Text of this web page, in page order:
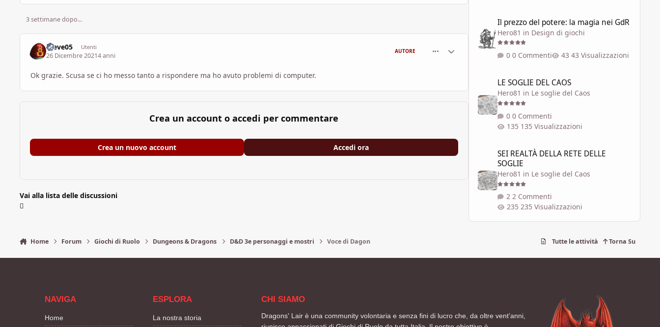
3 settimane dopo...
Steve05 Utenti
26 Dicembre 20214 anni
AUTORE comment_1786018
Statistiche Autore
Ok grazie. Scusa se ci ho messo tanto a rispondere ma ho avuto problemi di computer.
Crea un account o accedi per commentare
Crea un nuovo account Accedi ora
Vai alla lista delle discussioni
Il prezzo del potere: la magia nei GdR
Hero81 in Design di giochi
0 Commenti 43 Visualizzazioni
LE SOGLIE DEL CAOS
Hero81 in Le soglie del Caos
0 Commenti
135 Visualizzazioni
SEI REALTÀ DELLA RETE DELLE
SOGLIE
Hero81 in Le soglie del Caos
2 Commenti
235 Visualizzazioni
Home Forum Giochi di Ruolo Dungeons & Dragons D&D 3e personaggi e mostri Voce di Dagon Tutte le attività Torna Su
NAVIGA
Home
ESPLORA
La nostra storia
CHI SIAMO
Dragons' Lair è una community volontaria e senza fini di lucro che, da oltre vent’anni,